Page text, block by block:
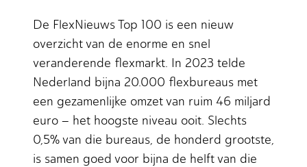
De FlexNieuws Top 100 is een nieuw
overzicht van de enorme en snel
veranderende flexmarkt. In 2023 telde
Nederland bijna 20.000 flexbureaus met
een gezamenlijke omzet van ruim 46 miljard
euro – het hoogste niveau ooit. Slechts
0,5% van die bureaus, de honderd grootste,
is samen goed voor bijna de helft van die